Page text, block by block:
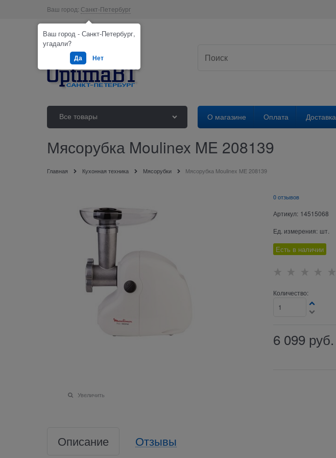
Ваш город: Санкт-Петербург
Все товары О магазине Оплата Доставка
Мясорубка Moulinex ME 208139
Главная Кухонная техника Мясорубки Мясорубка Moulinex ME 208139
Увеличить
0 отзывов
Артикул: 14515068
Ед. измерения: шт.
Есть в наличии
Количество:
6 099 руб.
Описание Отзывы
Ваш город - Санкт-Петербург,
угадали?
Да Нет